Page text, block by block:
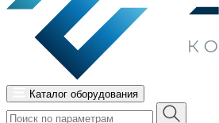
Каталог оборудования